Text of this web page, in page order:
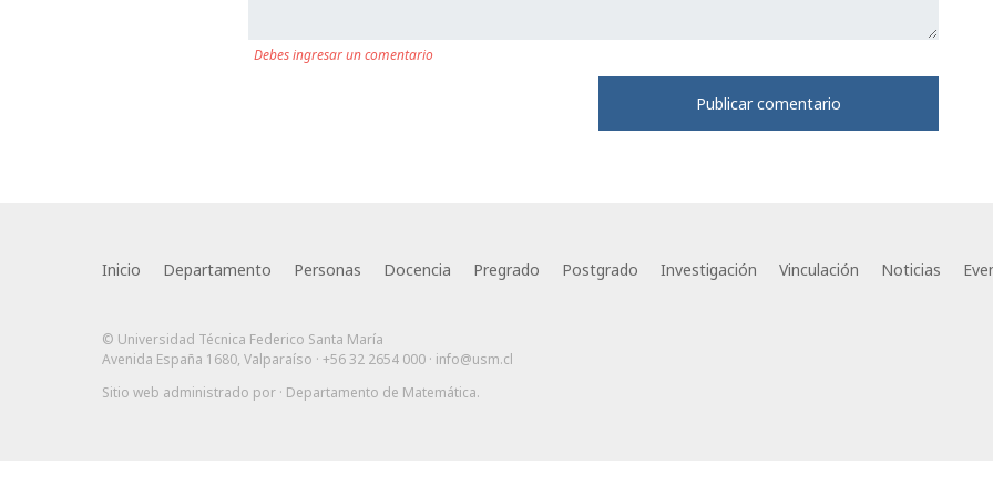
Debes ingresar un comentario
Inicio Departamento Personas Docencia Pregrado Postgrado Investigación Vinculación Noticias
© Universidad Técnica Federico Santa María
Avenida España 1680, Valparaíso · +56 32 2654 000 · info@usm.cl
Sitio web administrado por · Departamento de Matemática.